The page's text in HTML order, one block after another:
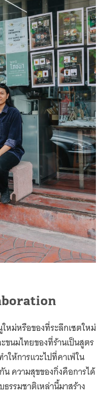
หม่หรือของที่ระลึกเซตใหม่
ขนมไทยของที่ร้านเป็นสูตร
ห้การแวะไปที่คาเฟ่ใน
น ความสุขของกิ่งคือการได้
รมชาติเหล่านี้มาสร้าง